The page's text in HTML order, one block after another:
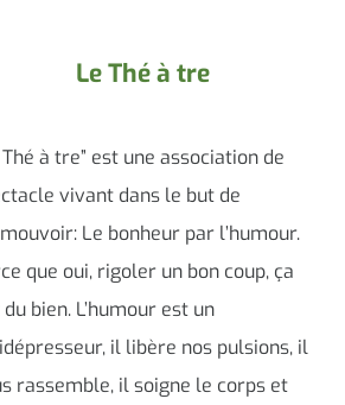
Le Thé à tre
Thé à tre” est une association de
vivant dans le but de
Le bonheur par l’humour.
que oui, rigoler un bon coup, ça
bien. L’humour est un
il libère nos pulsions, il
rassemble, il soigne le corps et